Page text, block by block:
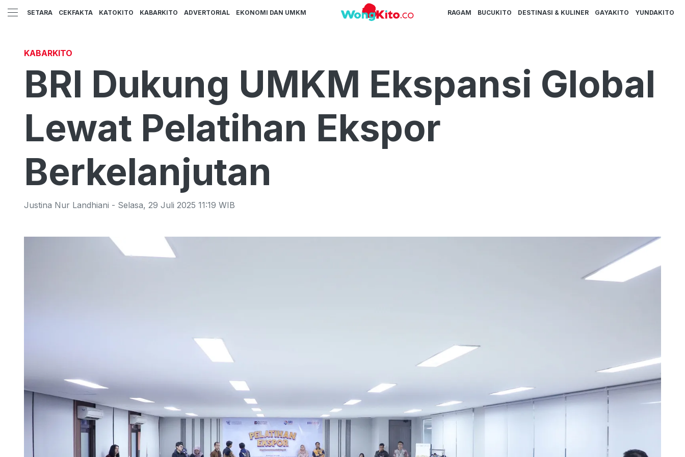
SETARA CEKFAKTA KATOKITO KABARKITO ADVERTORIAL EKONOMI DAN UMKM RAGAM BUCUKITO DESTINASI & KULINER GAYAKITO YUNDAKITO
KABARKITO
BRI Dukung UMKM Ekspansi Global
Lewat Pelatihan Ekspor
Berkelanjutan
Justina Nur Landhiani - Selasa, 29 Juli 2025 11:19 WIB